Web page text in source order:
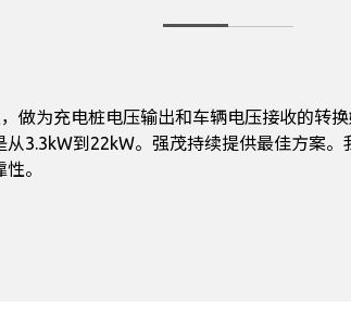
做为充电桩电压输出和车辆电压接收的转
3.3kW到22kW。强茂持续提供最佳方案。
。